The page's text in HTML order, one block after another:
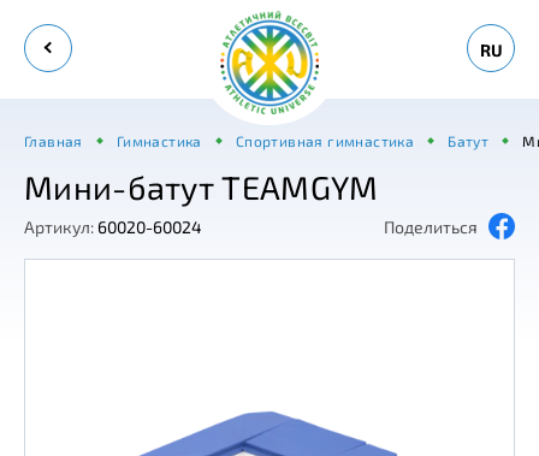
RU
Главная Гимнастика Спортивная гимнастика Батут
Артикул: 60020-60024 Поделиться
Мини-батут TEAMGYM